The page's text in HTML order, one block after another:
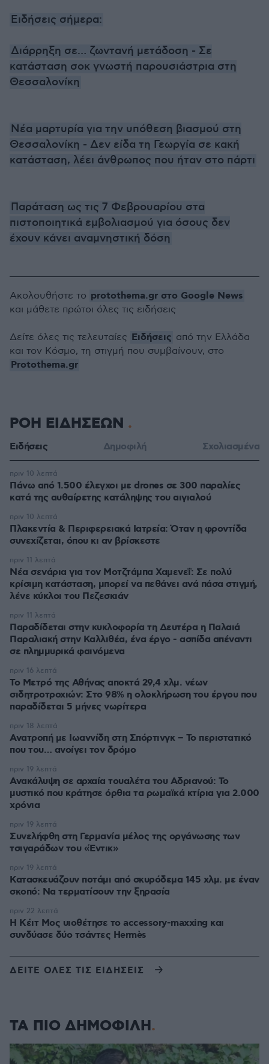
Ειδήσεις σήμερα:
Διάρρηξη σε… ζωντανή μετάδοση - Σε
κατάσταση σοκ γνωστή παρουσιάστρια στη
Θεσσαλονίκη
Νέα μαρτυρία για την υπόθεση βιασμού στη
Θεσσαλονίκη - Δεν είδα τη Γεωργία σε κακή
κατάσταση, λέει άνθρωπος που ήταν στο πάρτι
Παράταση ως τις 7 Φεβρουαρίου στα
πιστοποιητικά εμβολιασμού για όσους δεν
έχουν κάνει αναμνηστική δόση
Ακολουθήστε το protothema.gr στο Google News
και μάθετε πρώτοι όλες τις ειδήσεις
Δείτε όλες τις τελευταίες Ειδήσεις από την Ελλάδα
και τον Κόσμο, τη στιγμή που συμβαίνουν, στο
Protothema.gr
ΡΟΗ ΕΙΔΗΣΕΩΝ
Ειδήσεις Δημοφιλή Σχολιασμένα
Πάνω από 1.500 έλεγχοι με drones σε 300 παραλίες
κατά της αυθαίρετης κατάληψης του αιγιαλού
πριν 10 λεπτά
Πλακεντία & Περιφερειακά Ιατρεία: Όταν η φροντίδα
συνεχίζεται, όπου κι αν βρίσκεστε
πριν 10 λεπτά
Νέα σενάρια για τον Μοτζτάμπα Χαμενεΐ: Σε πολύ
κρίσιμη κατάσταση, μπορεί να πεθάνει ανά πάσα στιγμή,
λένε κύκλοι του Πεζεσκιάν
πριν 11 λεπτά
Παραδίδεται στην κυκλοφορία τη Δευτέρα η Παλαιά
Παραλιακή στην Καλλιθέα, ένα έργο - ασπίδα απέναντι
σε πλημμυρικά φαινόμενα
πριν 11 λεπτά
Το Μετρό της Αθήνας αποκτά 29,4 χλμ. νέων
σιδητροτροχιών: Στο 98% η ολοκλήρωση του έργου που
παραδίδεται 5 μήνες νωρίτερα
πριν 16 λεπτά
Ανατροπή με Ιωαννίδη στη Σπόρτινγκ – Το περιστατικό
που του… ανοίγει τον δρόμο
πριν 18 λεπτά
Ανακάλυψη σε αρχαία τουαλέτα του Αδριανού: Το
μυστικό που κράτησε όρθια τα ρωμαϊκά κτίρια για 2.000
χρόνια
πριν 19 λεπτά
Συνελήφθη στη Γερμανία μέλος της οργάνωσης των
τσιγαράδων του «Έντικ»
πριν 19 λεπτά
Κατασκευάζουν ποτάμι από σκυρόδεμα 145 χλμ. με έναν
σκοπό: Να τερματίσουν την ξηρασία
πριν 19 λεπτά
Η Κέιτ Μος υιοθέτησε τo accessory-maxxing και
συνδύασε δύο τσάντες Hermès
πριν 22 λεπτά
ΔΕΙΤΕ ΟΛΕΣ ΤΙΣ ΕΙΔΗΣΕΙΣ
ΤΑ ΠΙΟ ΔΗΜΟΦΙΛΗ